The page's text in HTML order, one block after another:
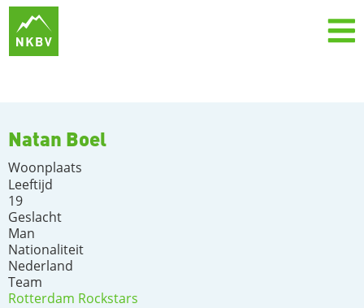
Natan Boel
Woonplaats
Leeftijd
19
Geslacht
Man
Nationaliteit
Nederland
Team
Rotterdam Rockstars